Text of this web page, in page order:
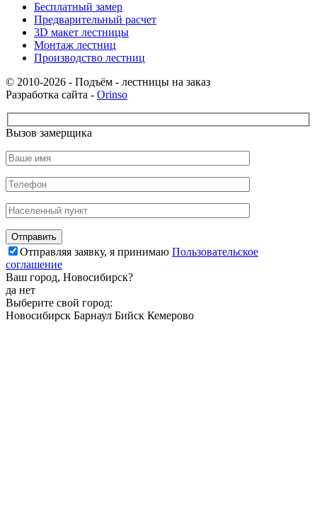
Бесплатный замер
Предварительный расчет
3D макет лестницы
Монтаж лестниц
Производство лестниц
© 2010-2026 - Подъём - лестницы на заказ
Разработка сайта - Orinso
Вызов замерщика
Отправляя заявку, я принимаю Пользовательское
соглашение
Ваш город, Новосибирск?
да нет
Выберите свой город:
Новосибирск Барнаул Бийск Кемерово